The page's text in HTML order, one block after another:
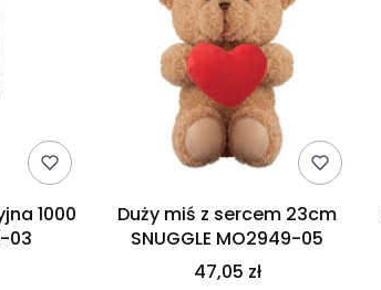
1000
03
Duży miś z sercem 23cm
SNUGGLE MO2949-05
47,05 zł